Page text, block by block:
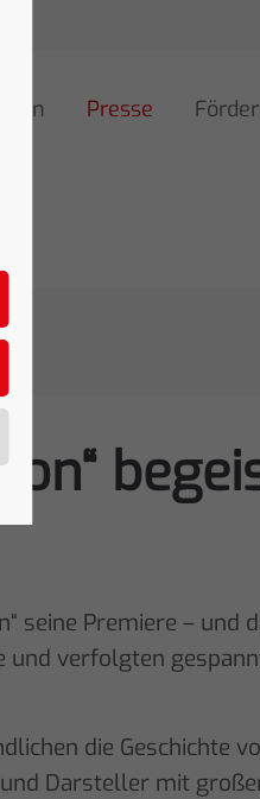
Presse
seine Premiere – und
und verfolgten
die Geschichte
Darsteller mit